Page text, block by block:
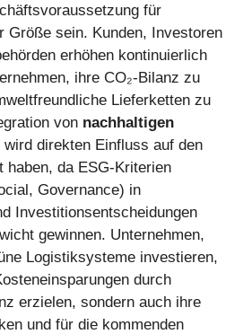
für
Größe sein. Kunden, Investoren
erhöhen kontinuierlich
ihre CO₂-Bilanz zu
Lieferketten zu
von nachhaltigen
wird direkten Einfluss auf den
haben, da ESG-Kriterien
Governance) in
Investitionsentscheidungen
gewinnen. Unternehmen,
Logistiksysteme investieren,
durch
erzielen, sondern auch ihre
und für die kommenden